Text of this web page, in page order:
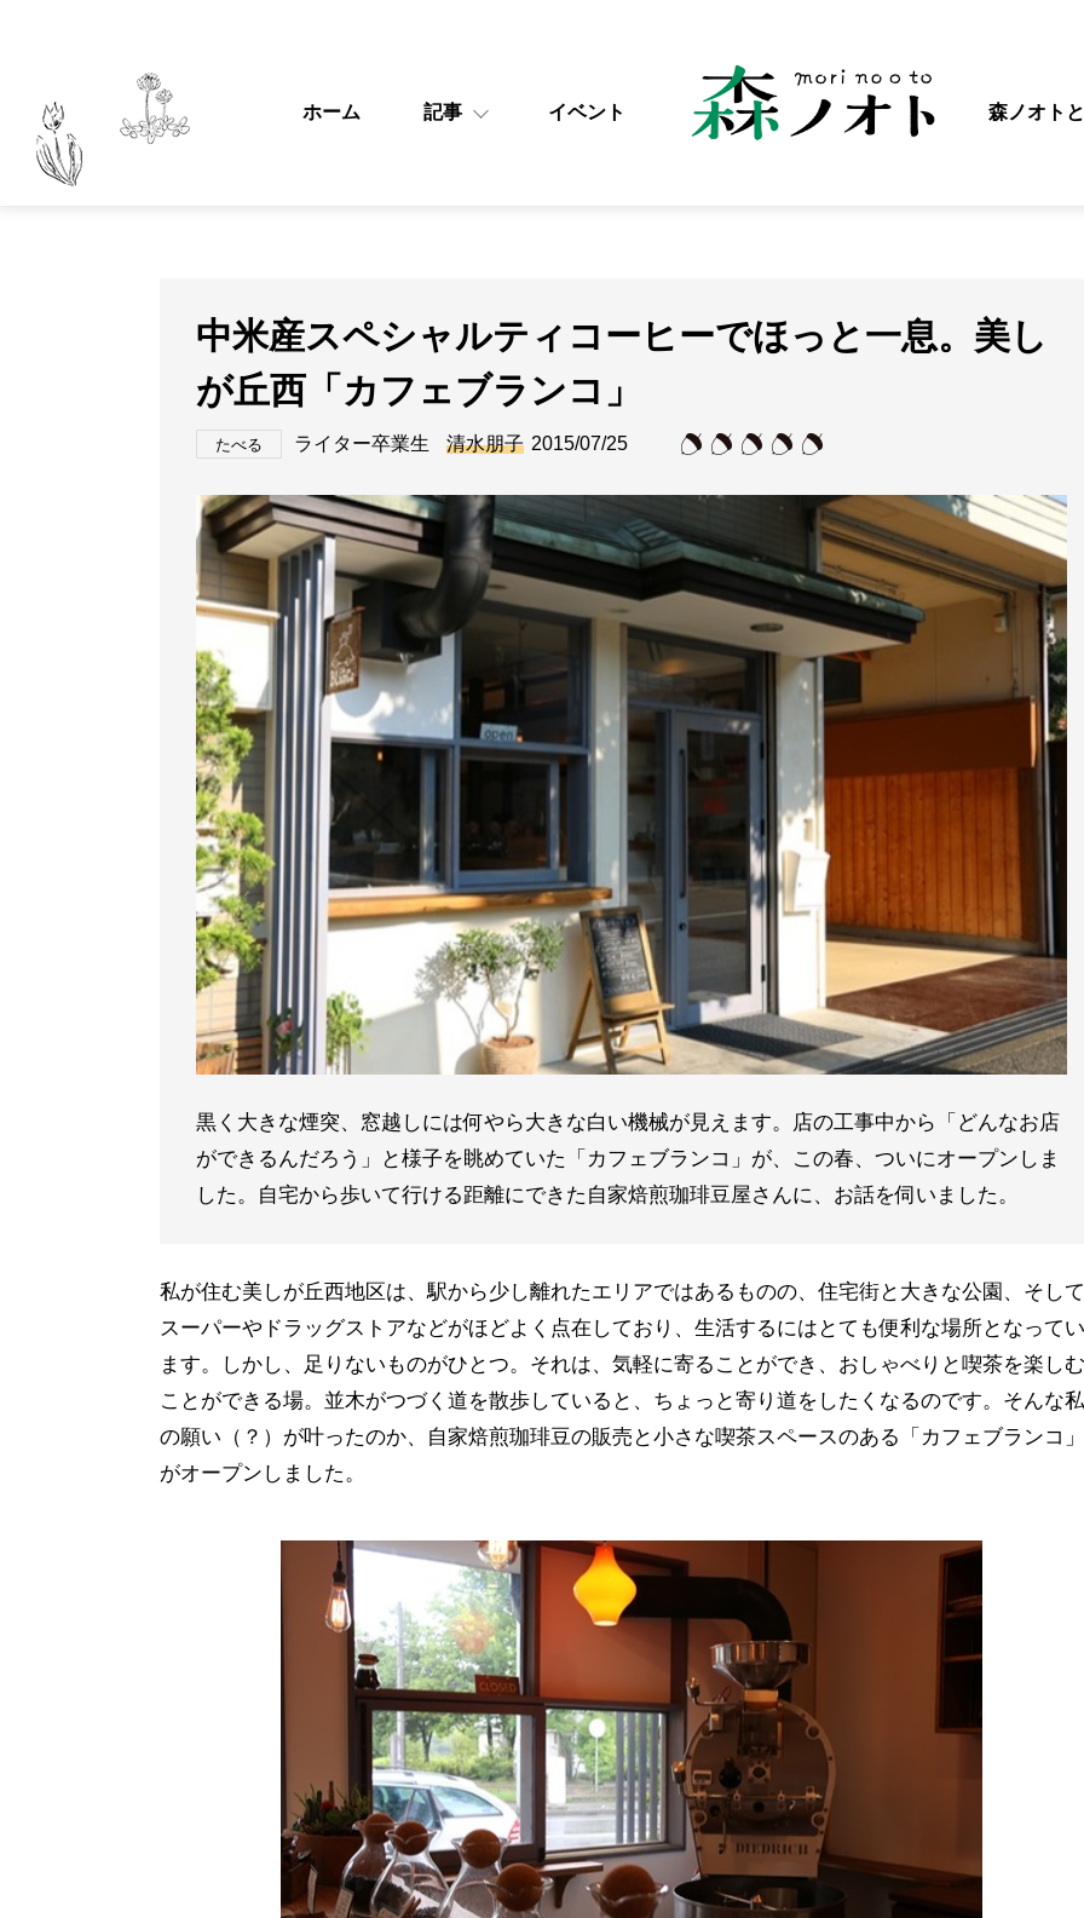
ホーム 記事 イベント 森ノオト
中米産スペシャルティコーヒーでほっと一息。美し
が丘西「カフェブランコ」
たべる ライター卒業生 清水朋子 2015/07/25
黒く大きな煙突、窓越しには何やら大きな白い機械が見えます。店の工事中から「どんなお店
ができるんだろう」と様子を眺めていた「カフェブランコ」が、この春、ついにオープンしま
した。自宅から歩いて行ける距離にできた自家焙煎珈琲豆屋さんに、お話を伺いました。
私が住む美しが丘西地区は、駅から少し離れたエリアではあるものの、住宅街と大きな公園、そして
スーパーやドラッグストアなどがほどよく点在しており、生活するにはとても便利な場所となってい
ます。しかし、足りないものがひとつ。それは、気軽に寄ることができ、おしゃべりと喫茶を楽しむ
ことができる場。並木がつづく道を散歩していると、ちょっと寄り道をしたくなるのです。そんな私
の願い（？）が叶ったのか、自家焙煎珈琲豆の販売と小さな喫茶スペースのある「カフェブランコ」
がオープンしました。